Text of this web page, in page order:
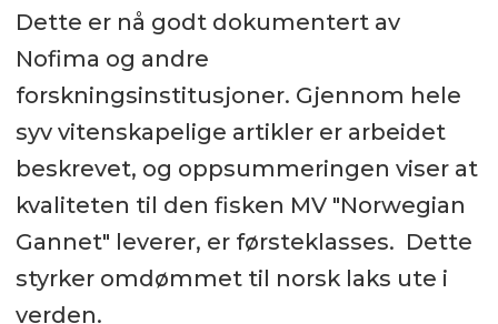
Dette er nå godt dokumentert av
Nofima og andre
forskningsinstitusjoner. Gjennom hele
syv vitenskapelige artikler er arbeidet
beskrevet, og oppsummeringen viser at
kvaliteten til den fisken MV "Norwegian
Gannet" leverer, er førsteklasses. Dette
styrker omdømmet til norsk laks ute i
verden.